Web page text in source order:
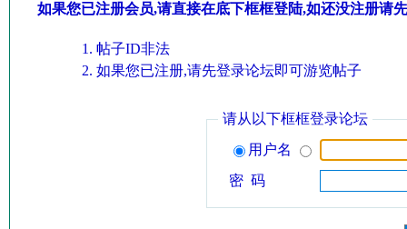
如果您已注册会员,请直接在底下框框登陆,如还没注册请
帖子ID非法
如果您已注册,请先登录论坛即可游览帖子
请从以下框框登录论坛
用户名
密 码